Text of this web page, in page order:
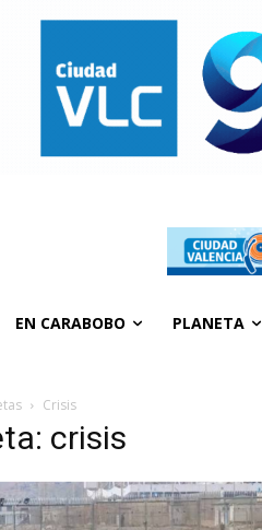
EN CARABOBO PLANETA
Crisis
crisis